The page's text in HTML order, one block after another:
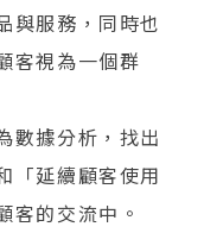
與服務，同時也
客視為一個群
數據分析，找出
「延續顧客使用
客的交流中。